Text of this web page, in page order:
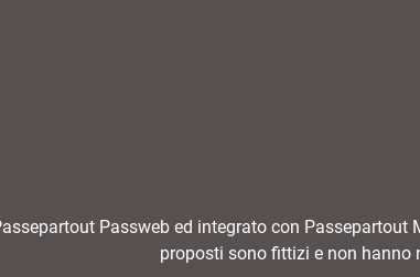
Passweb ed integrato con
proposti sono fittizi e non hanno